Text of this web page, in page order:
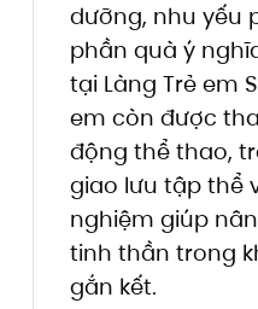
dưỡng, nhu yếu
phần quà ý
tại Làng Trẻ em
em còn được
động thể thao,
giao lưu tập thể
nghiệm giúp
tinh thần trong
gắn kết.